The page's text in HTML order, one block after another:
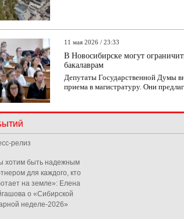
11 мая 2026 / 23:33
В Новосибирске могут
бакалаврам
Депутаты Государственной Думы
приема в магистратуру. Они
релиз
хотим быть надежным
для каждого, кто
на земле»: Елена
о «Сибирской
неделе-2026»